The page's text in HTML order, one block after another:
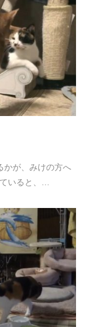
かが、みけの方へ
いると、…